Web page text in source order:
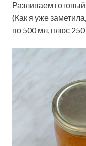
Разливаем
(Как я уже
по 500 мл, плюс